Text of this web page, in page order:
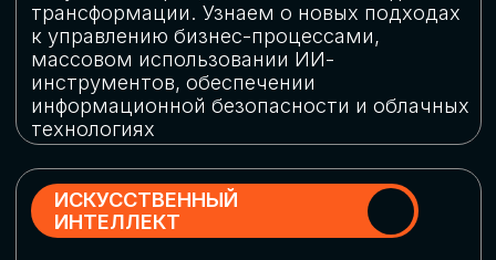
Выясним, как в наши дни уверенно
защищать свой бизнес от киберугроз
«материализуется», какие роботы
решают сложные бизнес-задачи, а где
только обсуждают концепции
роботизации и потенциальные бюджеты
на тестирование образцов